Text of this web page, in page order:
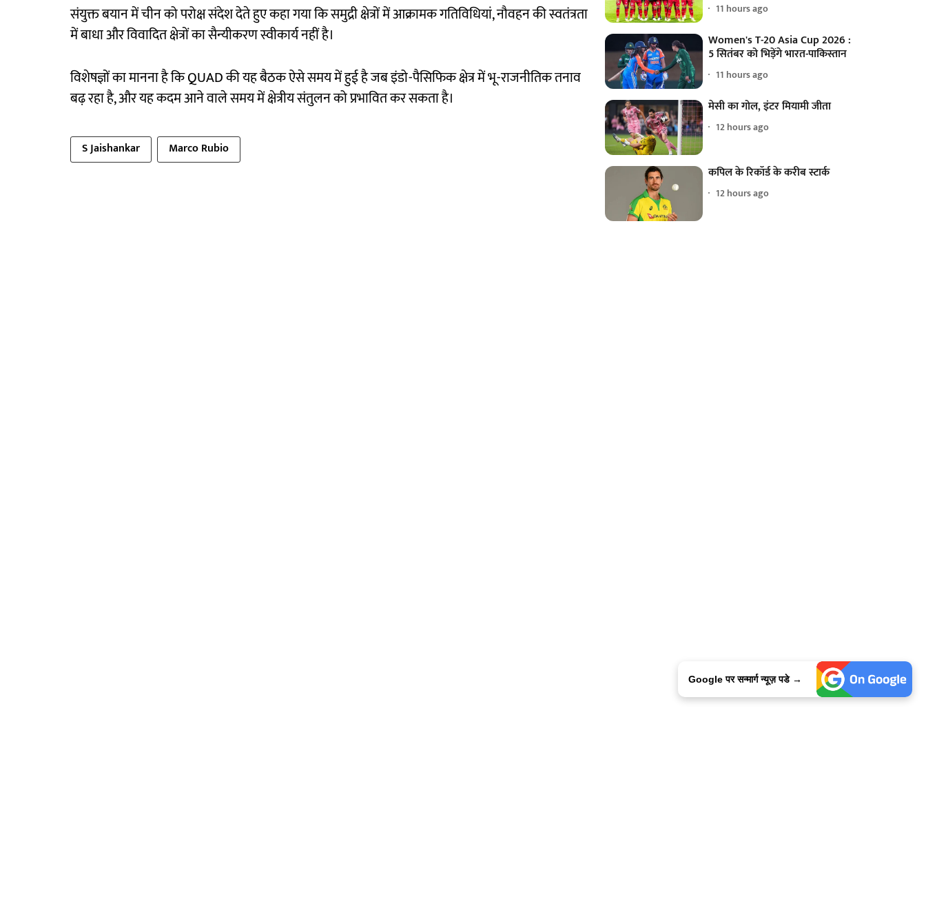
संयुक्त बयान में चीन को परोक्ष संदेश देते हुए कहा गया कि समुद्री क्षेत्रों में आक्रामक गतिविधियां, नौवहन की स्वतंत्रता
में बाधा और विवादित क्षेत्रों का सैन्यीकरण स्वीकार्य नहीं है।
विशेषज्ञों का मानना है कि QUAD की यह बैठक ऐसे समय में हुई है जब इंडो-पैसिफिक क्षेत्र में भू-राजनीतिक तनाव
बढ़ रहा है, और यह कदम आने वाले समय में क्षेत्रीय संतुलन को प्रभावित कर सकता है।
S Jaishankar Marco Rubio
11 hours ago
Women's T-20 Asia Cup 2026 :
5 सितंबर को भिड़ेंगे भारत-पाकिस्तान
11 hours ago
मेसी का गोल, इंटर मियामी जीता
12 hours ago
कपिल के रिकॉर्ड के करीब स्टार्क
12 hours ago
Google पर सन्मार्ग न्यूज़ पडे →